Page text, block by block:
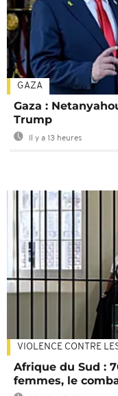
GAZA
Gaza :
Trump
Il y a 13 heures
VIOLENCE CONTRE
Afrique du Sud :
femmes, le